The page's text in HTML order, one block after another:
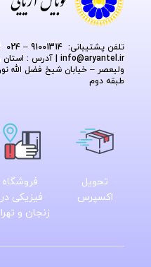
تلفن پشتیبانی: 91001314 – 024 09106877251
info@aryantel.ir
| آدرس : استان
طبقه دوم
تحویل
اکسپرس
فروشگاه
فیزیکی در
زنجان و